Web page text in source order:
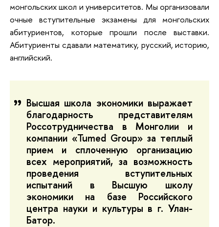
монгольских школ и университетов. Мы организовали
очные вступительные экзамены для монгольских
абитуриентов, которые прошли после выставки.
Абитуриенты сдавали математику, русский, историю,
английский.
Высшая школа экономики выражает
благодарность представителям
Россотрудничества в Монголии и
компании «Tumed Group» за теплый
прием и сплоченную организацию
всех мероприятий, за возможность
проведения вступительных
испытаний в Высшую школу
экономики на базе Российского
центра науки и культуры в г. Улан-
Батор.